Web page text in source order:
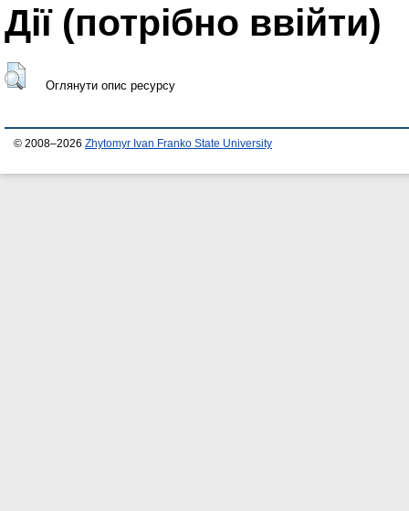
Дії ​​(потрібно ввійти)
Оглянути опис ресурсу
© 2008–2026 Zhytomyr Ivan Franko State University